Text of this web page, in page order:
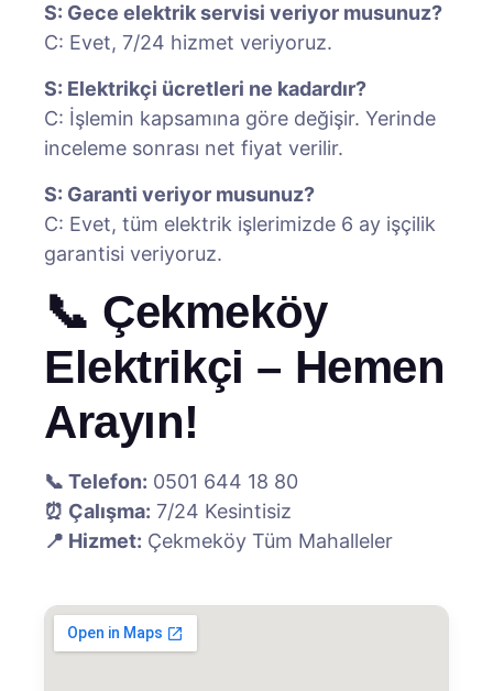
S: Gece elektrik servisi veriyor musunuz?
C: Evet, 7/24 hizmet veriyoruz.
S: Elektrikçi ücretleri ne kadardır?
C: İşlemin kapsamına göre değişir. Yerinde
inceleme sonrası net fiyat verilir.
S: Garanti veriyor musunuz?
C: Evet, tüm elektrik işlerimizde 6 ay işçilik
garantisi veriyoruz.
📞 Çekmeköy
Elektrikçi – Hemen
Arayın!
📞 Telefon: 0501 644 18 80
⏰ Çalışma: 7/24 Kesintisiz
📍 Hizmet: Çekmeköy Tüm Mahalleler